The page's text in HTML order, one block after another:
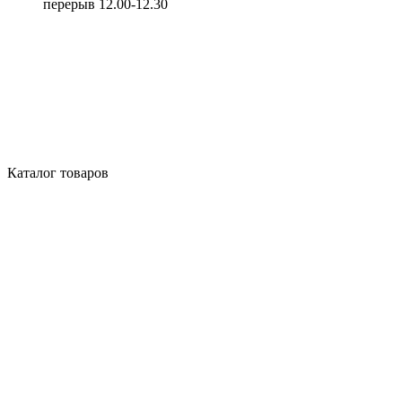
перерыв 12.00-12.30
Каталог товаров